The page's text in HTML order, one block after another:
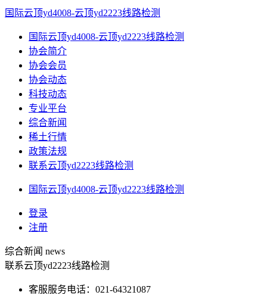
国际云顶yd4008-云顶yd2223线路检测
国际云顶yd4008-云顶yd2223线路检测
协会简介
协会会员
协会动态
科技动态
专业平台
综合新闻
稀土行情
政策法规
联系云顶yd2223线路检测
国际云顶yd4008-云顶yd2223线路检测
登录
注册
综合新闻 news
联系云顶yd2223线路检测
客服服务电话：021-64321087